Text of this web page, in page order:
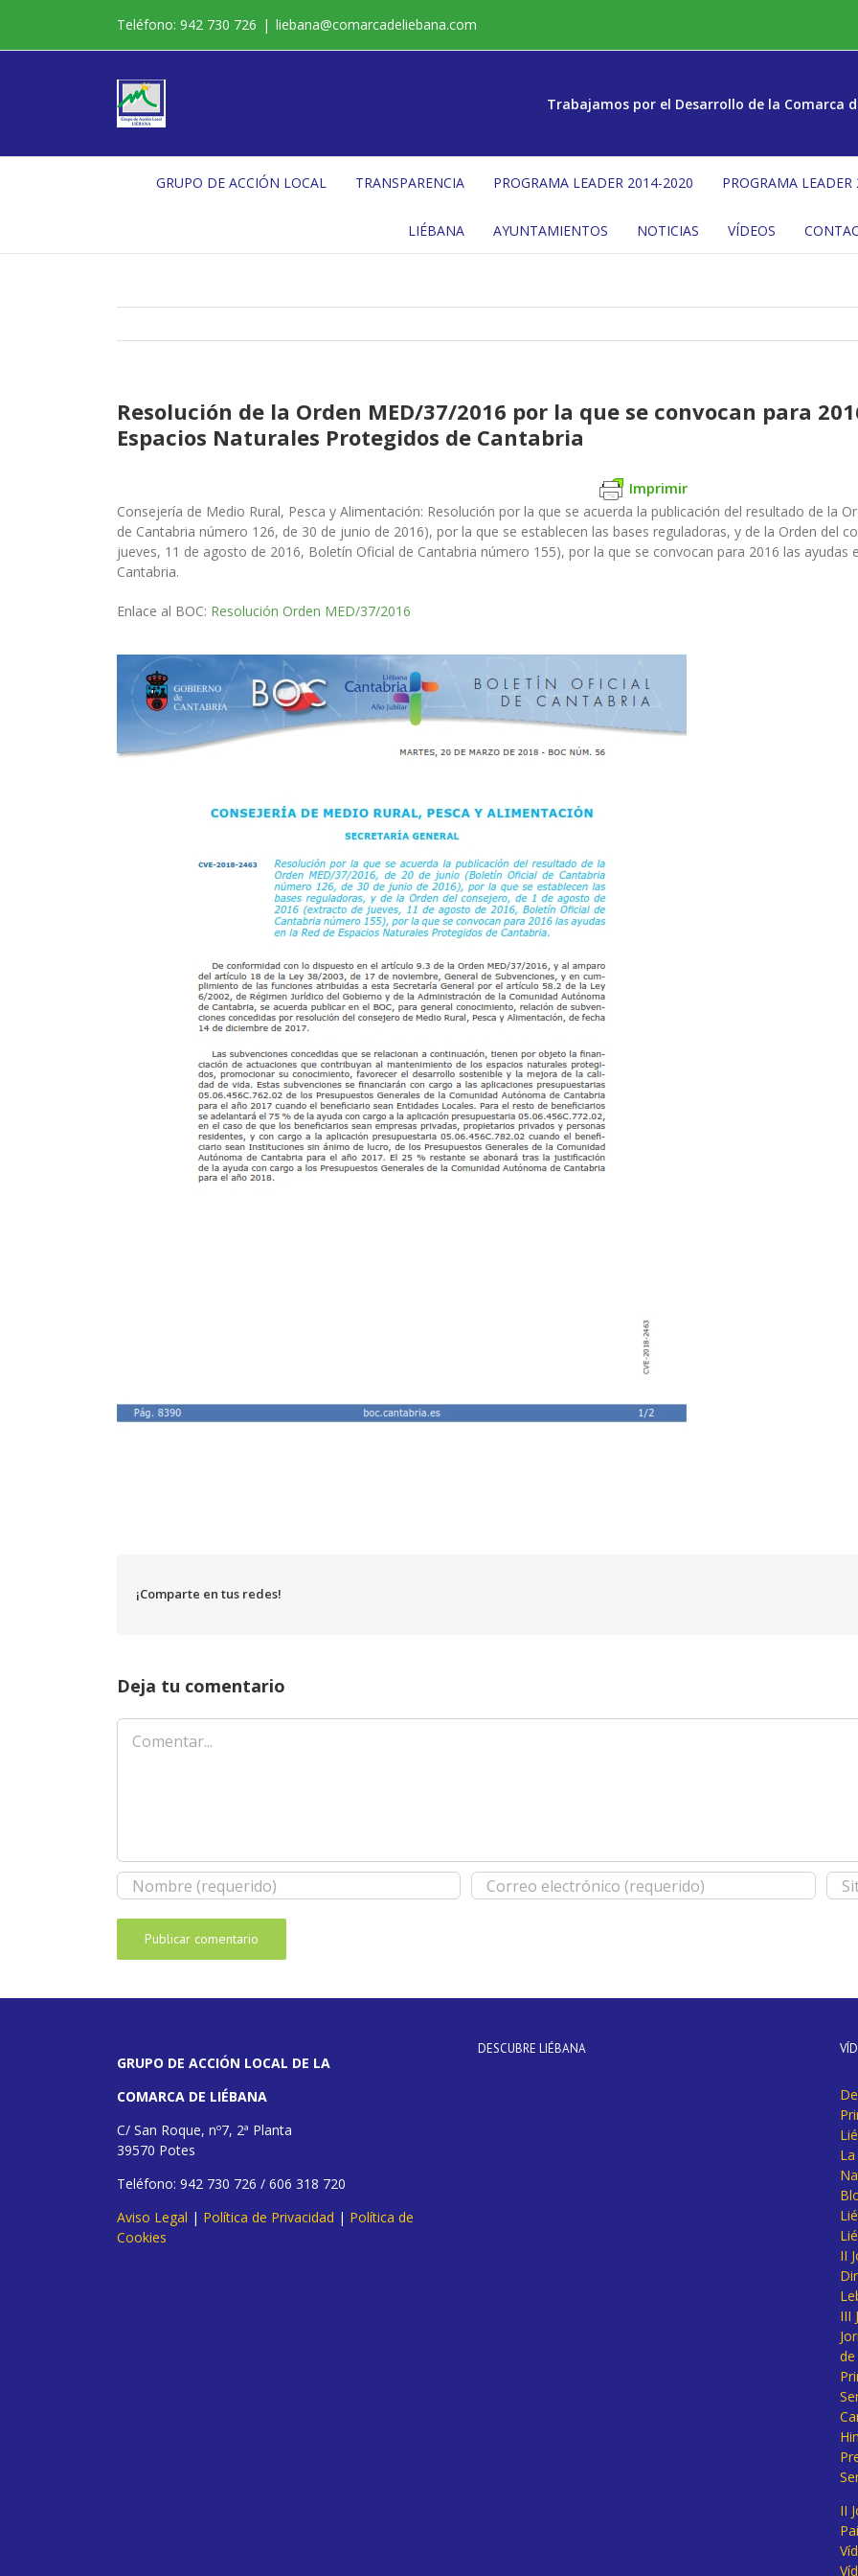
contenido
Teléfono: 942 730 726 | liebana@comarcadeliebana.com
Trabajamos por el Desarrollo de la Comarca
GRUPO DE ACCIÓN LOCAL TRANSPARENCIA PROGRAMA LEADER 2014-2020 PROGRAMA
LIÉBANA AYUNTAMIENTOS NOTICIAS VÍDEOS
Resolución de la Orden MED/37/2016 por la que se convocan para
Espacios Naturales Protegidos de Cantabria
Imprimir
Consejería de Medio Rural, Pesca y Alimentación: Resolución por la que se acuerda la publicación del resultado de la
de Cantabria número 126, de 30 de junio de 2016), por la que se establecen las bases reguladoras, y de la Orden del
jueves, 11 de agosto de 2016, Boletín Oficial de Cantabria número 155), por la que se convocan para 2016 las ayudas
Cantabria.
Enlace al BOC: Resolución Orden MED/37/2016
¡Comparte en tus redes!
Deja tu comentario
Comentar
GRUPO DE ACCIÓN LOCAL DE LA
COMARCA DE LIÉBANA
C/ San Roque, nº7, 2ª Planta
39570 Potes
Teléfono: 942 730 726 / 606 318 720
Aviso Legal | Política de Privacidad | Política de
Cookies
DESCUBRE LIÉBANA
II
III
II